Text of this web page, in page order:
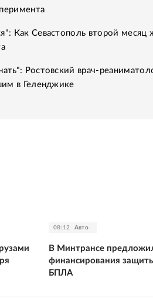
Как Севастополь второй месяц
Ростовский врач-
в Геленджике
08:12 Авто
В Минтрансе
финансирования
БПЛА